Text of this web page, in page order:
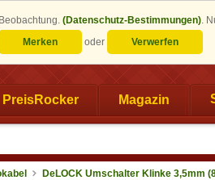
(Datenschutz-Bestimmungen).
Merken
oder Verwerfen
PreisRocker Magazin
DeLOCK Umschalter Klinke 3,5mm